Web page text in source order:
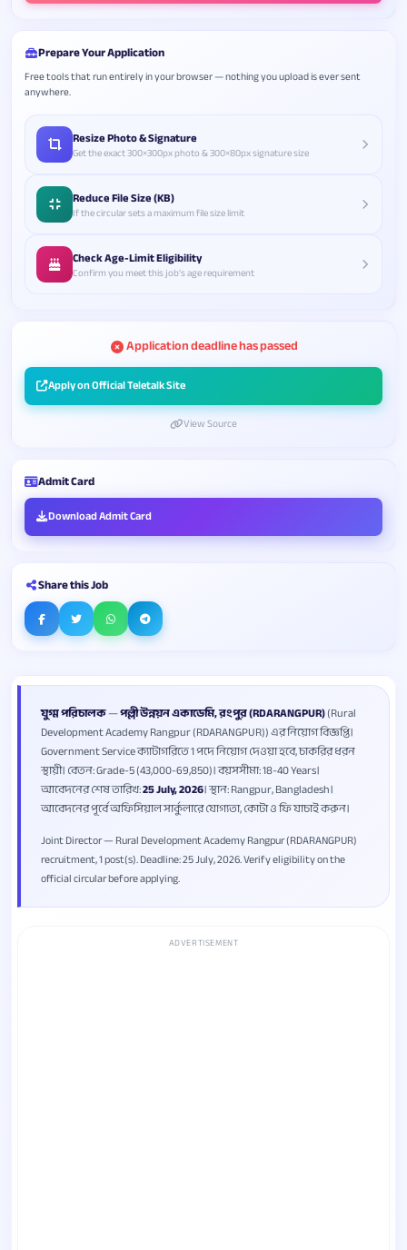
যুগ্ম পরিচালক—পল্লী উন্নয়ন একাডেমি, রংপুর (RDARANGPUR)(Rural
Development Academy Rangpur (RDARANGPUR)) এর নিয়োগ বিজ্ঞপ্তি।
Government Service ক্যাটাগরিতে 1 পদে নিয়োগ দেওয়া হবে, চাকরির ধরন
স্থায়ী। বেতন: Grade-5 (43,000-69,850)। বয়সসীমা: 18-40 Years।
আবেদনের শেষ তারিখ:25 July, 2026। স্থান: Rangpur, Bangladesh।
আবেদনের পূর্বে অফিসিয়াল সার্কুলারে যোগ্যতা, কোটা ও ফি যাচাই করুন।
Joint Director — Rural Development Academy Rangpur (RDARANGPUR)
recruitment, 1 post(s). Deadline: 25 July, 2026. Verify eligibility on the
official circular before applying.
ADVERTISEMENT
Prepare Your Application
Free tools that run entirely in your browser — nothing you upload is ever sent
anywhere.
Resize Photo & Signature
Get the exact 300×300px photo & 300×80px signature size
Reduce File Size (KB)
If the circular sets a maximum file size limit
Check Age-Limit Eligibility
Confirm you meet this job's age requirement
Application deadline has passed
Apply on Official Teletalk Site
View Source
Admit Card
Download Admit Card
Share this Job